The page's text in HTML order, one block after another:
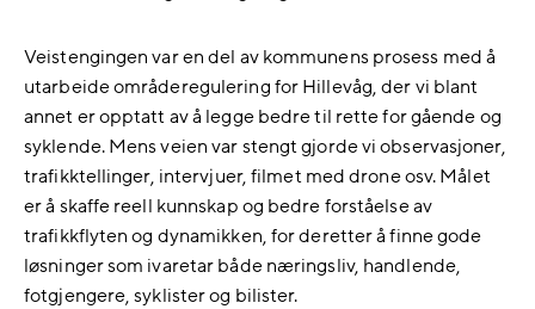
Veistengingen var en del av kommunens prosess med å
utarbeide områderegulering for Hillevåg, der vi blant
annet er opptatt av å legge bedre til rette for gående og
syklende. Mens veien var stengt gjorde vi observasjoner,
trafikktellinger, intervjuer, filmet med drone osv. Målet
er å skaffe reell kunnskap og bedre forståelse av
trafikkflyten og dynamikken, for deretter å finne gode
løsninger som ivaretar både næringsliv, handlende,
fotgjengere, syklister og bilister.